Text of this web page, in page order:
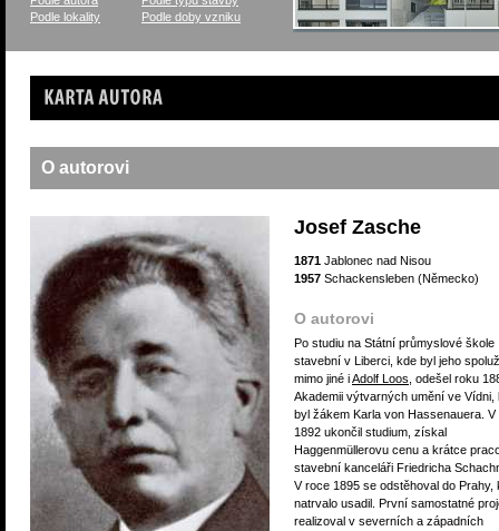
Podle lokality
Podle doby vzniku
Karta autora
O autorovi
Josef Zasche
1871 Jablonec nad Nisou
1957 Schackensleben (Německo)
O autorovi
Po studiu na Státní průmyslové škole
stavební v Liberci, kde byl jeho
mimo jiné iAdolf Loos , odešel roku
Akademii výtvarných umění ve Vídni,
byl žákem Karla von Hassenauera. V
1892 ukončil studium, získal
Haggenmüllerovu cenu a krátce
stavební kanceláři Friedricha
V roce 1895 se odstěhoval do Prahy,
natrvalo usadil. První samostatné
realizoval v severních a západních